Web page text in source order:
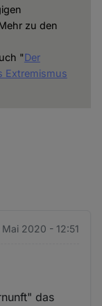
zu den
"Der
Extremismus
Mai 2020 - 12:51
das